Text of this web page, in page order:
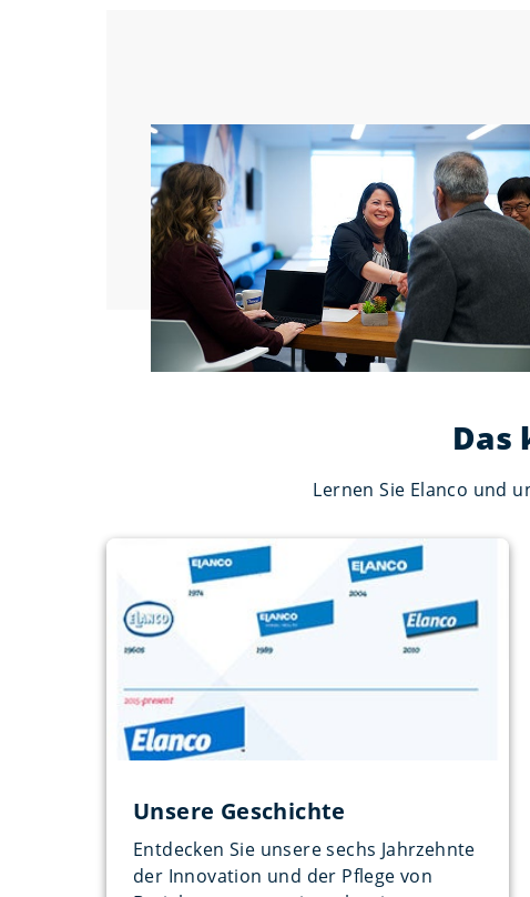
Das
Lernen Sie Elanco und
Unsere Geschichte
Entdecken Sie unsere sechs Jahrzehnte
der Innovation und der Pflege von